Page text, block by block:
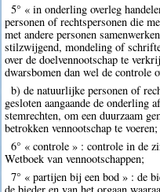
5° « in onderling overleg
personen of rechtspersonen die
met andere personen
stilzwijgend, mondeling of
over de doelvennootschap te
dwarsbomen dan wel de controle
b) de natuurlijke personen of
gesloten aangaande de onderling
stemrechten, om een duurzaam
betrokken vennootschap te voeren;
6° « controle » : controle in de
Wetboek van vennootschappen;
7° « partijen bij een bod » : de